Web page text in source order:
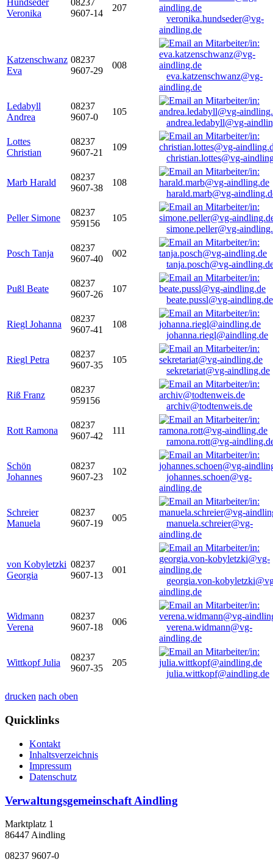
Hundseder
Veronika
08237
9607-14
207
veronika.hundseder@vg-
aindling.de
Katzenschwanz
Eva
08237
9607-29
008
eva.katzenschwanz@vg-
aindling.de
Ledabyll
Andrea
08237
9607-0
105
andrea.ledabyll@vg-
Lottes
Christian
08237
9607-21
109
christian.lottes@vg-
Marb Harald
08237
9607-38
108
harald.marb@vg-
Peller Simone
08237
959156
105
simone.peller@vg-
Posch Tanja
08237
9607-40
002
tanja.posch@vg-
Pußl Beate
08237
9607-26
107
beate.pussl@vg-aindling.de
Riegl Johanna
08237
9607-41
108
johanna.riegl@aindling.de
Riegl Petra
08237
9607-35
105
sekretariat@vg-aindling.de
Riß Franz
08237
959156
archiv@todtenweis.de
Rott Ramona
08237
9607-42
111
ramona.rott@vg-
Schön
Johannes
08237
9607-23
102
johannes.schoen@vg-
aindling.de
Schreier
Manuela
08237
9607-19
005
manuela.schreier@vg-
aindling.de
von Kobyletzki
Georgia
08237
9607-13
001
georgia.von-
aindling.de
Widmann
Verena
08237
9607-18
006
verena.widmann@vg-
aindling.de
Wittkopf Julia
08237
9607-35
205
julia.wittkopf@aindling.de
drucken nach oben
Quicklinks
Kontakt
Inhaltsverzeichnis
Impressum
Datenschutz
Verwaltungsgemeinschaft Aindling
Marktplatz 1
86447 Aindling
08237 9607-0